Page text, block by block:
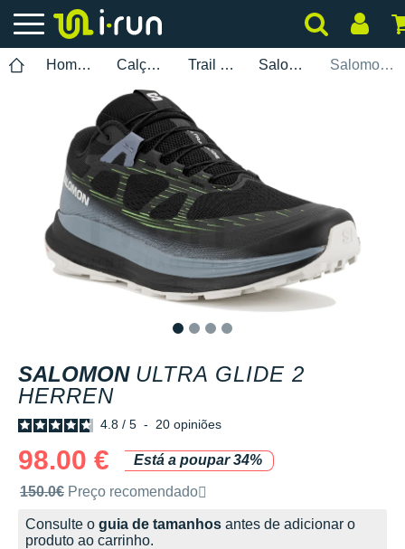
Homem Calçados Trail Running Salomon Salomon Ultra Glide 2 Herren
SALOMON ULTRA GLIDE 2
HERREN
4.8 / 5 - 20 opiniões
98.00 €
Está a poupar 34%
Preço de venda recomendado pela marca
150.0€ Preço recomendado
Consulte o guia de tamanhos antes de adicionar o
produto ao carrinho.